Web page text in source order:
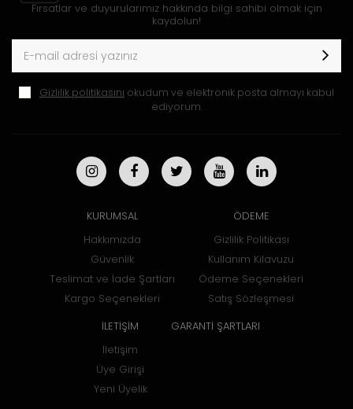
Fırsatlar ve duyurularımız hakkında bilgi sahibi olmak için
kaydolun!
Gizlilik politikasını okudum ve elektronik posta almayı kabul
ediyorum.
KURUMSAL
Hakkımızda
Güvenlik
Teslimat ve İade Şartları
Kargo Seçenekleri
ÖDEME
Gizlilik Politikası
Kullanım Kılavuzu
Ödeme Seçenekleri
Satış Sözleşmesi
İLETİŞİM
İletişim
Üye Girişi
Yeni Üyelik
GARANTİ ŞARTLARI